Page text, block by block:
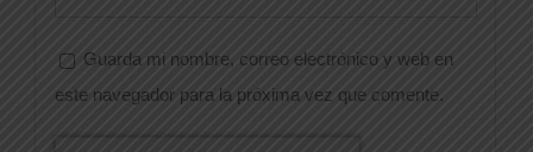
Guarda mi nombre, correo electrónico y web en
este navegador para la próxima vez que comente.